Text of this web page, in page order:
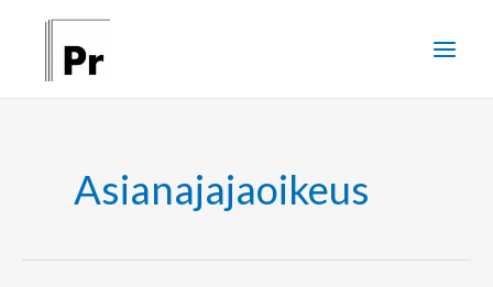
Asianajajaoikeus